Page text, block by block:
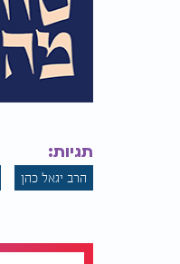
תגיות:
הרב יגאל כהן